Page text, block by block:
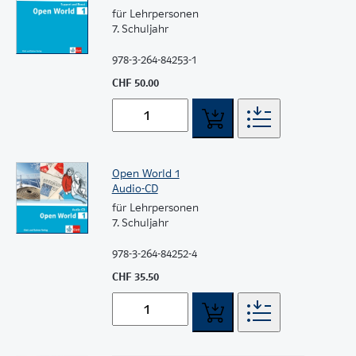
für Lehrpersonen
7. Schuljahr
978-3-264-84253-1
CHF 50.00
Open World 1
Audio-CD
für Lehrpersonen
7. Schuljahr
978-3-264-84252-4
CHF 35.50